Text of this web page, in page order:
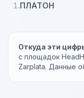
1.ПЛАТОН
Откуда эти
с площадок
Zarplata. Данные